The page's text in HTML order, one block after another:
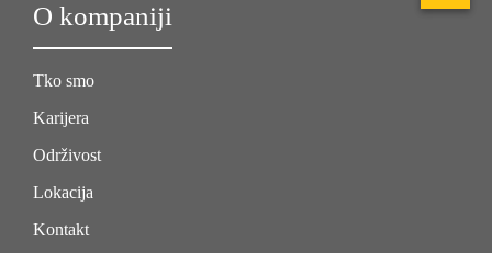
O kompaniji
Tko smo
Karijera
Održivost
Lokacija
Kontakt